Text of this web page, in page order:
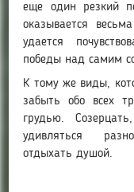
еще один резкий
оказывается
удается
победы над самим
К тому же виды,
забыть обо всех
грудью.
удивляться
отдыхать душой.